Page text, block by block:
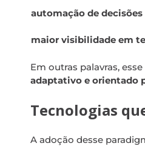
automação de
maior visibilidade em
Em outras palavras,
adaptativo e orientado
Tecnologias
A adoção desse